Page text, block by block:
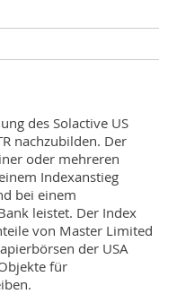
des Solactive US
nachzubilden. Der
oder mehreren
Indexanstieg
bei einem
leistet. Der Index
von Master Limited
der USA
für